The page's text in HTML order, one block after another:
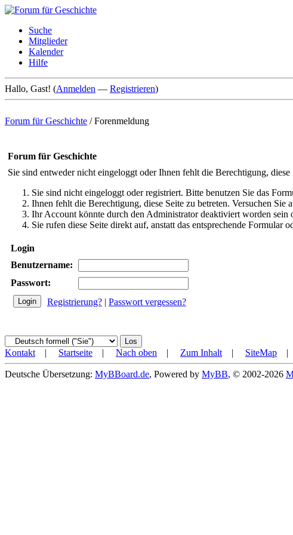
Suche
Mitglieder
Kalender
Hilfe
Hallo, Gast! (Anmelden — Registrieren)
Forum für Geschichte /Forenmeldung
Forum für Geschichte
Sie sind entweder nicht eingeloggt oder Ihnen fehlt die Berechtigung,
Sie sind nicht eingeloggt oder registriert. Bitte benutzen Sie das
Ihnen fehlt die Berechtigung, diese Seite zu betreten. Versuchen
Ihr Account könnte durch den Administrator deaktiviert worden sein
Sie rufen diese Seite direkt auf, anstatt das entsprechende Formular
Login
Benutzername:
Passwort:
Registrierung? | Passwort vergessen?
Kontakt | Startseite | Nach oben | Zum Inhalt | SiteMap
Deutsche Übersetzung: MyBBoard.de, Powered by MyBB, © 2002-2026